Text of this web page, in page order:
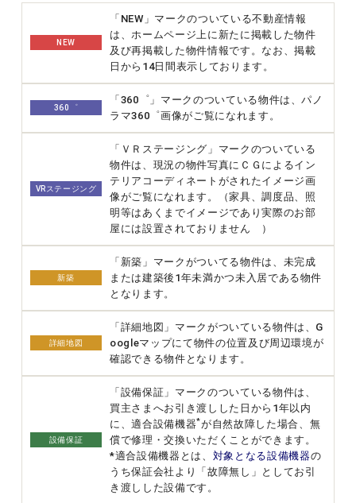
NEW
「NEW」マークのついている不動産情報
は、ホームページ上に新たに掲載した物件
及び再掲載した物件情報です。なお、掲載
日から14日間表示しております。
360゜
「360゜」マークのついている物件は、パノ
ラマ360゜画像がご覧になれます。
VRステージング
「ＶＲステージング」マークのついている
物件は、現況の物件写真にＣＧによるイン
テリアコーディネートがされたイメージ画
像がご覧になれます。（家具、調度品、照
明等はあくまでイメージであり実際のお部
屋には設置されておりません ）
新築
「新築」マークがついてる物件は、未完成
または建築後1年未満かつ未入居である物件
となります。
詳細地図
「詳細地図」マークがついている物件は、G
oogleマップにて物件の位置及び周辺環境が
確認できる物件となります。
設備保証
「設備保証」マークのついている物件は、
買主さまへお引き渡しした日から1年以内
に、適合設備機器*が自然故障した場合、無
償で修理・交換いただくことができます。
*適合設備機器とは、 対象となる設備機器の
うち保証会社より「故障無し」としてお引
き渡しした設備です。